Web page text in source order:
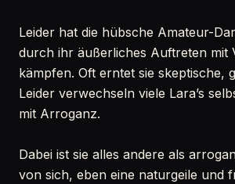
Leider hat die hübsche Amateur-
durch ihr äußerliches Auftreten mit
kämpfen. Oft erntet sie skeptische,
Leider verwechseln viele Lara’s
mit Arroganz.
Dabei ist sie alles andere als
von sich, eben eine naturgeile und